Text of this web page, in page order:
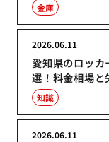
金庫
愛知県のロッ
選！料金相場と
2026.06.11
知識
2026.06.11